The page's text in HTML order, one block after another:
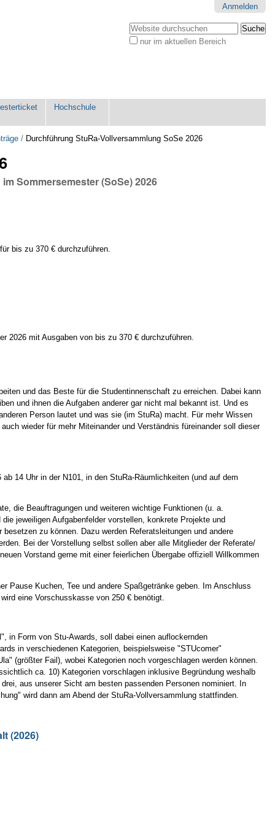
Anmelden
Website durchsuchen
nur im aktuellen Bereich
Hochschule
/ Durchführung StuRa-Vollversammlung SoSe 2026
Sommersemester (SoSe) 2026
bis zu 370 € durchzuführen.
2026 mit Ausgaben von bis zu 370 € durchzuführen.
und das Beste für die Studentinnenschaft zu erreichen. Dabei kann
und ihnen die Aufgaben anderer gar nicht mal bekannt ist. Und es
Person lautet und was sie (im StuRa) macht. Für mehr Wissen
wieder für mehr Miteinander und Verständnis füreinander soll dieser
14 Uhr in der N101, in den StuRa-Räumlichkeiten (und auf dem
die Beauftragungen und weiteren wichtige Funktionen (u. a.
jeweiligen Aufgabenfelder vorstellen, konkrete Projekte und
zu können. Dazu werden Referatsleitungen und andere
Bei der Vorstellung selbst sollen aber alle Mitglieder der Referate/
Vorstand gerne mit einer feierlichen Übergabe offiziell Willkommen
Pause Kuchen, Tee und andere Spaßgetränke geben. Im Anschluss
eine Vorschusskasse von 250 € benötigt.
in Form von Stu-Awards, soll dabei einen auflockernden
in verschiedenen Kategorien, beispielsweise "STUcomer"
(größter Fail), wobei Kategorien noch vorgeschlagen werden können.
ca. 10) Kategorien vorschlagen inklusive Begründung weshalb
aus unserer Sicht am besten passenden Personen nominiert. In
wird dann am Abend der StuRa-Vollversammlung stattfinden.
(2026)